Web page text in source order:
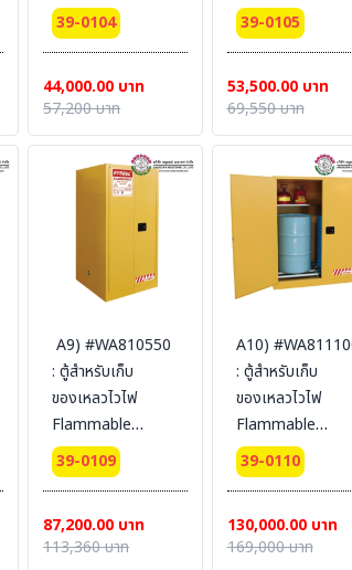
Cabinets 114 L 2
door (manual)
Ext dimension
112x109x46 cm.
SYSBEL (ไม่รวม
สายดิน)
39-0104
44,000.00 บาท
57,200 บาท
Cabinets 170 L 2
door (manual)
Ext dimension
165x109x46 cm.
SYSBEL (ไม่รวม
สายดิน)
39-0105
53,500.00 บาท
69,550 บาท
A9) #WA810550
: ตู้สำหรับเก็บ
ของเหลวไวไฟ
Flammable
Cabinets 207 L 2
door (manual)
Ext dimension
165x86x86
39-0109
87,200.00 บาท
113,360 บาท
A10)
: ตู้สำหรับเก็บ
ของเหลวไวไฟ
Flammable
Cabinets 415 L 2
door (manual)
Packing
dimension
39-0110
130,000.00 บาท
169,000 บาท